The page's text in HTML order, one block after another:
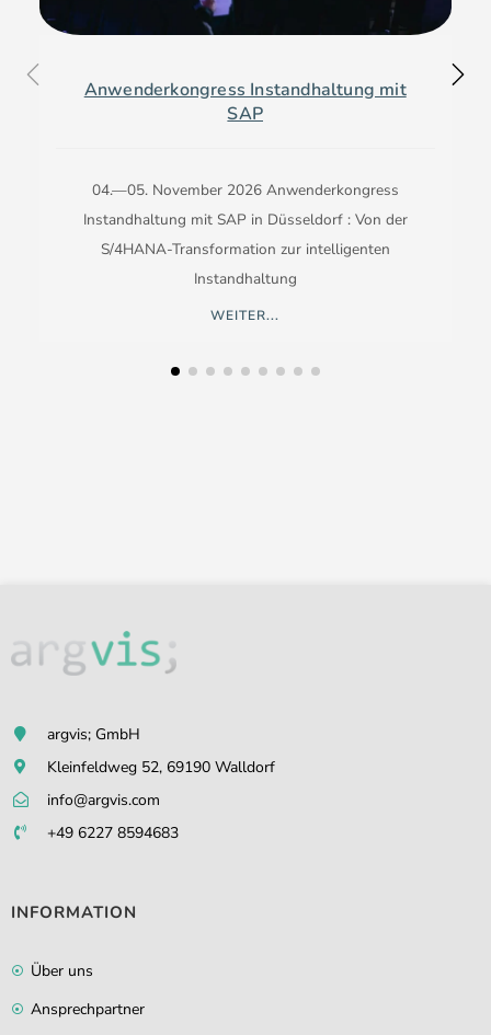
Anwenderkongress Instandhaltung mit
SAP
04.—05. November 2026 Anwenderkongress
Instandhaltung mit SAP in Düsseldorf : Von der
S/4HANA-Transformation zur intelligenten
Instandhaltung
WEITER...
argvis; GmbH
Kleinfeldweg 52, 69190 Walldorf
info@argvis.com
+49 6227 8594683
INFORMATION
Über uns
Ansprechpartner